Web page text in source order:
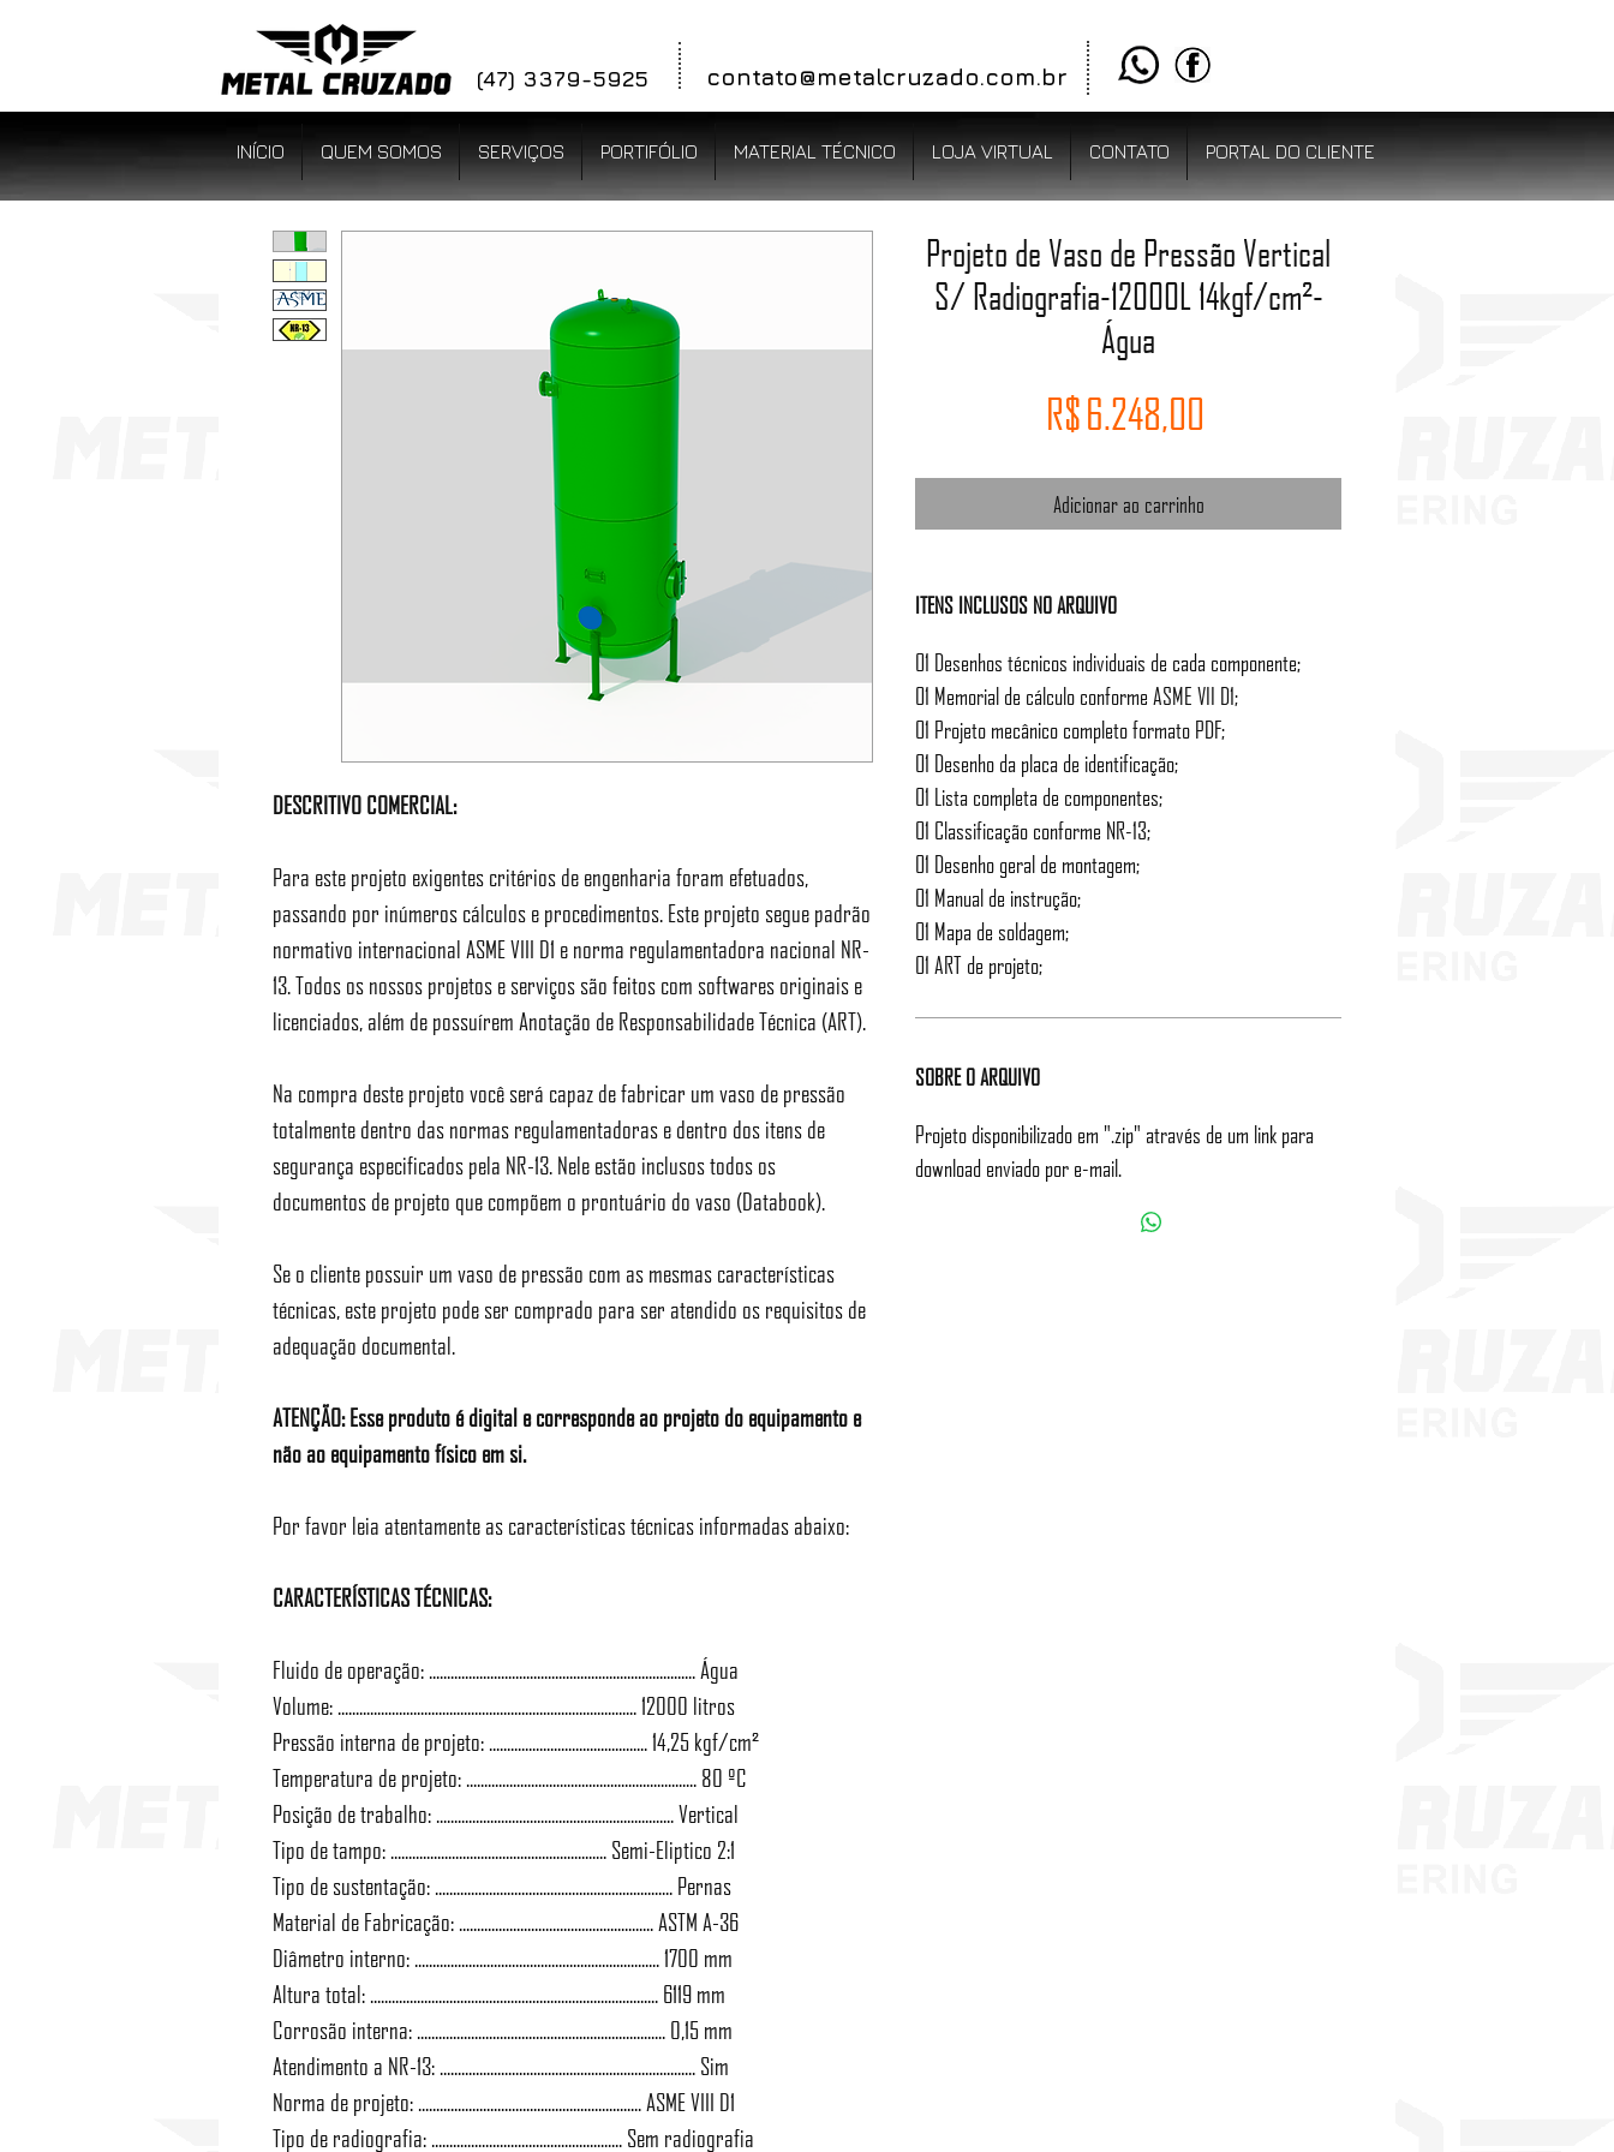
(47) 3379-5925 contato@metalcruzado.com.br
INÍCIO QUEM SOMOS SERVIÇOS PORTIFÓLIO MATERIAL TÉCNICO LOJA VIRTUAL CONTATO PORTAL DO CLIENTE
DESCRITIVO COMERCIAL:
Para este projeto exigentes critérios de engenharia foram efetuados,
passando por inúmeros cálculos e procedimentos. Este projeto segue padrão
normativo internacional ASME VIII D1 e norma regulamentadora nacional NR-
13. Todos os nossos projetos e serviços são feitos com softwares originais e
licenciados, além de possuírem Anotação de Responsabilidade Técnica (ART).
Na compra deste projeto você será capaz de fabricar um vaso de pressão
totalmente dentro das normas regulamentadoras e dentro dos itens de
segurança especificados pela NR-13. Nele estão inclusos todos os
documentos de projeto que compõem o prontuário do vaso (Databook).
Se o cliente possuir um vaso de pressão com as mesmas características
técnicas, este projeto pode ser comprado para ser atendido os requisitos de
adequação documental.
ATENÇÃO: Esse produto é digital e corresponde ao projeto do equipamento e
não ao equipamento físico em si.
Por favor leia atentamente as características técnicas informadas abaixo:
CARACTERÍSTICAS TÉCNICAS:
Fluido de operação: .......................................................................... Água
Volume: ................................................................................... 12000 litros
Pressão interna de projeto: ............................................ 14,25 kgf/cm²
Temperatura de projeto: ................................................................ 80 ºC
Posição de trabalho: .................................................................. Vertical
Tipo de tampo: ............................................................ Semi-Eliptico 2:1
Tipo de sustentação: .................................................................. Pernas
Material de Fabricação: ...................................................... ASTM A-36
Diâmetro interno: .................................................................... 1700 mm
Altura total: ................................................................................ 6119 mm
Corrosão interna: ..................................................................... 0,15 mm
Atendimento a NR-13: ....................................................................... Sim
Norma de projeto: .............................................................. ASME VIII D1
Tipo de radiografia: ..................................................... Sem radiografia
Projeto de Vaso de Pressão Vertical
S/ Radiografia-12000L 14kgf/cm²-
Água
R$ 6.248,00
Adicionar ao carrinho
ITENS INCLUSOS NO ARQUIVO
01 Desenhos técnicos individuais de cada componente;
01 Memorial de cálculo conforme ASME VII D1;
01 Projeto mecânico completo formato PDF;
01 Desenho da placa de identificação;
01 Lista completa de componentes;
01 Classificação conforme NR-13;
01 Desenho geral de montagem;
01 Manual de instrução;
01 Mapa de soldagem;
01 ART de projeto;
SOBRE O ARQUIVO
Projeto disponibilizado em ".zip" através de um link para
download enviado por e-mail.